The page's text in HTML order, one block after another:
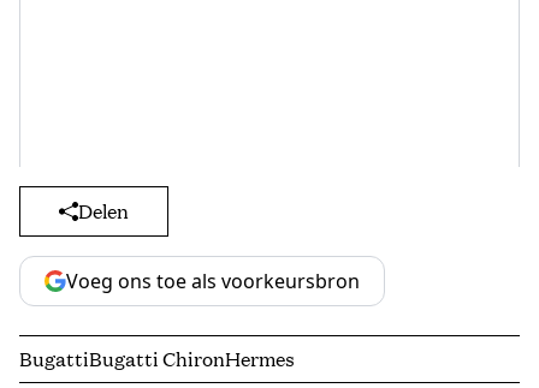
Delen
Voeg ons toe als voorkeursbron
BugattiBugatti ChironHermes